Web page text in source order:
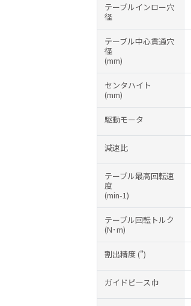
テーブルインロー穴
径
テーブル中心貫通穴
径
(mm)
センタハイト
(mm)
駆動モータ
減速比
テーブル最高回転速
度
(min-1)
テーブル回転トルク
(N･m)
割出精度(")
ガイドピース巾